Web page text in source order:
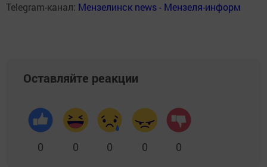
Telegram-канал: Мензелинск news - Мензеля-информ
Оставляйте реакции
0 0 0 0 0